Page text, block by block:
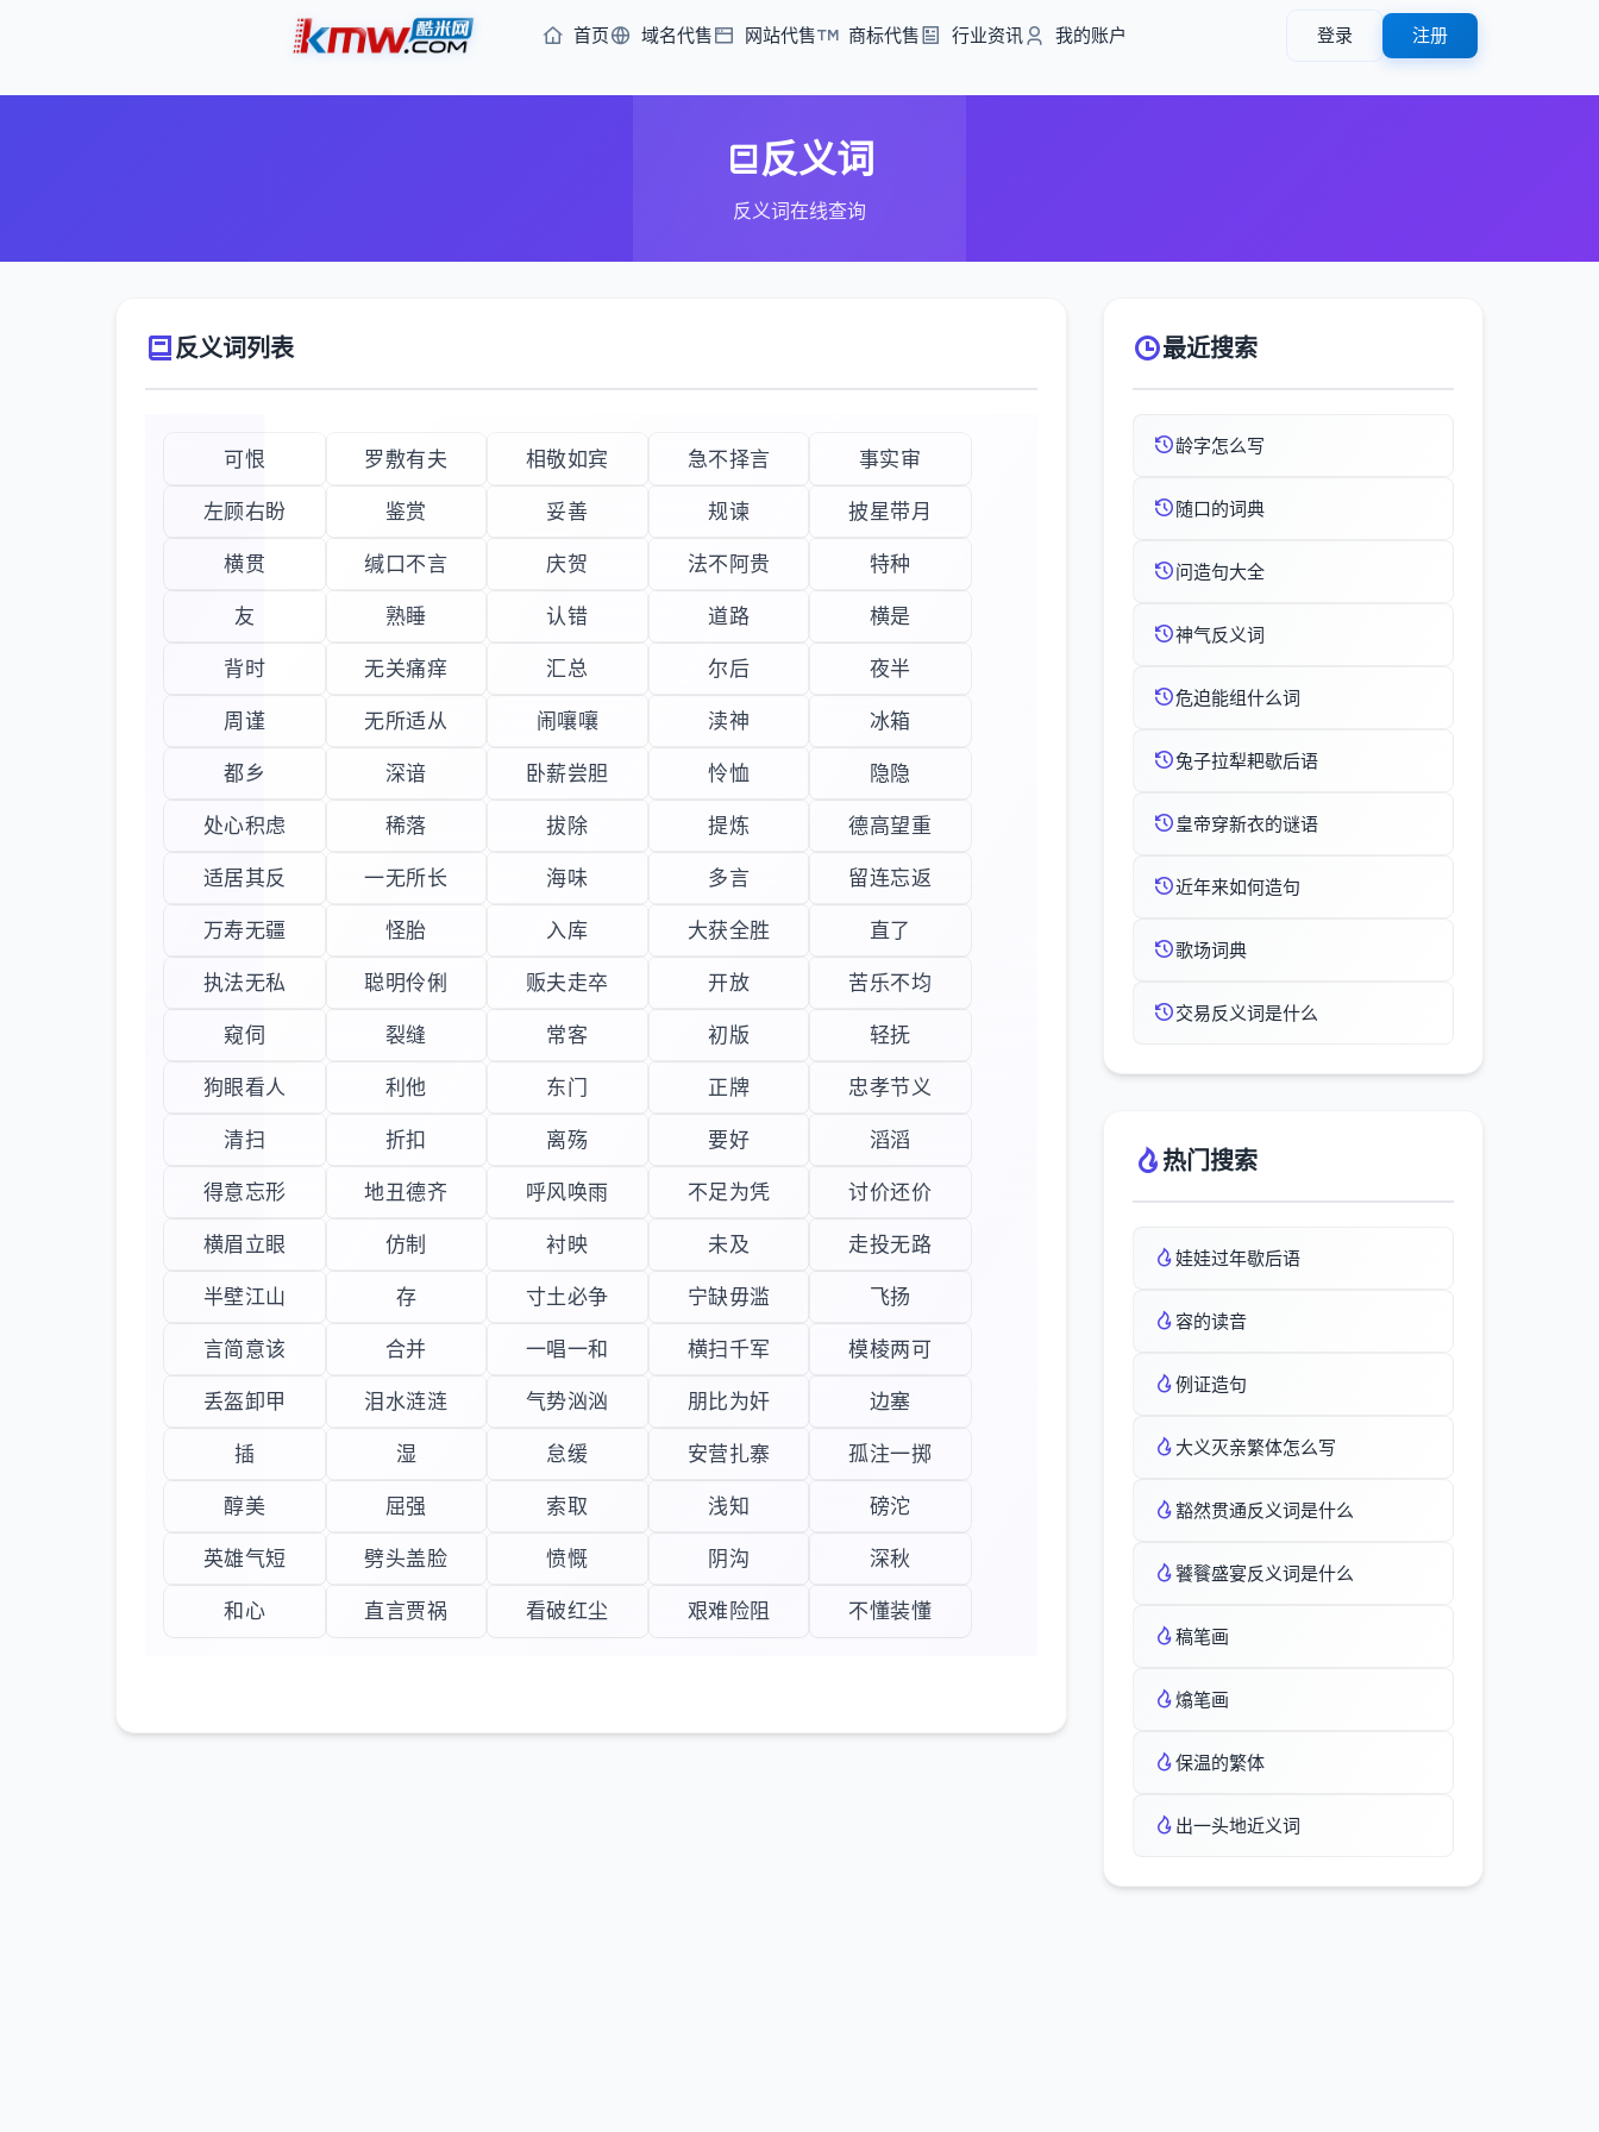
首页 域名代售 网站代售 商标代售 行业资讯 我的账户 登录 注册
反义词
反义词在线查询
反义词列表
可恨 罗敷有夫 相敬如宾 急不择言 事实审
左顾右盼 鉴赏 妥善 规谏 披星带月
横贯 缄口不言 庆贺 法不阿贵 特种
友 熟睡 认错 道路 横是
背时 无关痛痒 汇总 尔后 夜半
周谨 无所适从 闹嚷嚷 渎神 冰箱
都乡 深谙 卧薪尝胆 怜恤 隐隐
处心积虑 稀落 拔除 提炼 德高望重
适居其反 一无所长 海味 多言 留连忘返
万寿无疆 怪胎 入库 大获全胜 直了
执法无私 聪明伶俐 贩夫走卒 开放 苦乐不均
窥伺 裂缝 常客 初版 轻抚
狗眼看人 利他 东门 正牌 忠孝节义
清扫 折扣 离殇 要好 滔滔
得意忘形 地丑德齐 呼风唤雨 不足为凭 讨价还价
横眉立眼 仿制 衬映 未及 走投无路
半壁江山 存 寸土必争 宁缺毋滥 飞扬
言简意该 合并 一唱一和 横扫千军 模棱两可
丢盔卸甲 泪水涟涟 气势汹汹 朋比为奸 边塞
插 湿 怠缓 安营扎寨 孤注一掷
醇美 屈强 索取 浅知 磅沱
英雄气短 劈头盖脸 愤慨 阴沟 深秋
和心 直言贾祸 看破红尘 艰难险阻 不懂装懂
最近搜索
龄字怎么写
随口的词典
问造句大全
神气反义词
危迫能组什么词
兔子拉犁耙歇后语
皇帝穿新衣的谜语
近年来如何造句
歌场词典
交易反义词是什么
热门搜索
娃娃过年歇后语
容的读音
例证造句
大义灭亲繁体怎么写
豁然贯通反义词是什么
饕餮盛宴反义词是什么
稿笔画
熻笔画
保温的繁体
出一头地近义词